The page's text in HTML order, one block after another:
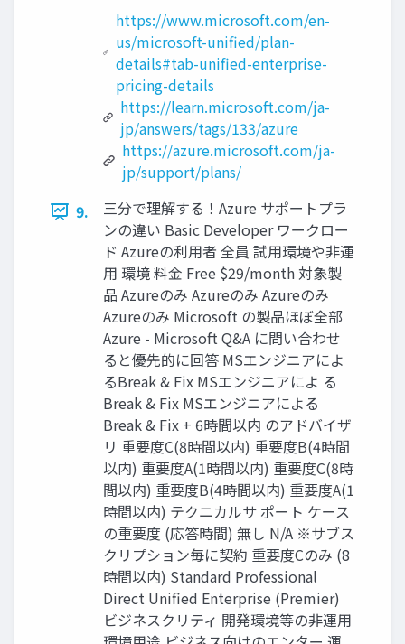
https://www.microsoft.com/en-
us/microsoft-unified/plan-
details#tab-unified-enterprise-
pricing-details
https://learn.microsoft.com/ja-
jp/answers/tags/133/azure
https://azure.microsoft.com/ja-
jp/support/plans/
9.
三分で理解する！Azure サポートプラ
ンの違い Basic Developer ワークロー
ド Azureの利用者 全員 試用環境や非運
用 環境 料金 Free $29/month 対象製
品 Azureのみ Azureのみ Azureのみ
Azureのみ Microsoft の製品ほぼ全部
Azure - Microsoft Q&A に問い合わせ
ると優先的に回答 MSエンジニアによ
るBreak & Fix MSエンジニアによ る
Break & Fix MSエンジニアによる
Break & Fix + 6時間以内 のアドバイザ
リ 重要度C(8時間以内) 重要度B(4時間
以内) 重要度A(1時間以内) 重要度C(8時
間以内) 重要度B(4時間以内) 重要度A(1
時間以内) テクニカルサ ポート ケース
の重要度 (応答時間) 無し N/A ※サブス
クリプション毎に契約 重要度Cのみ (8
時間以内) Standard Professional
Direct Unified Enterprise (Premier)
ビジネスクリティ 開発環境等の非運用